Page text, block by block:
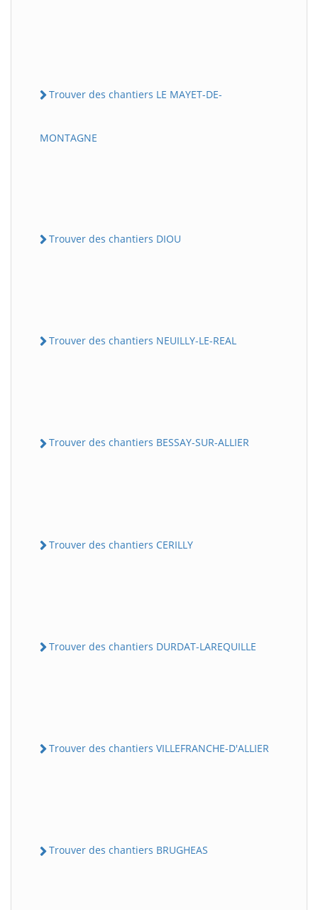
Trouver des chantiers LE MAYET-DE-
MONTAGNE
Trouver des chantiers DIOU
Trouver des chantiers NEUILLY-LE-REAL
Trouver des chantiers BESSAY-SUR-ALLIER
Trouver des chantiers CERILLY
Trouver des chantiers DURDAT-LAREQUILLE
Trouver des chantiers VILLEFRANCHE-D'ALLIER
Trouver des chantiers BRUGHEAS